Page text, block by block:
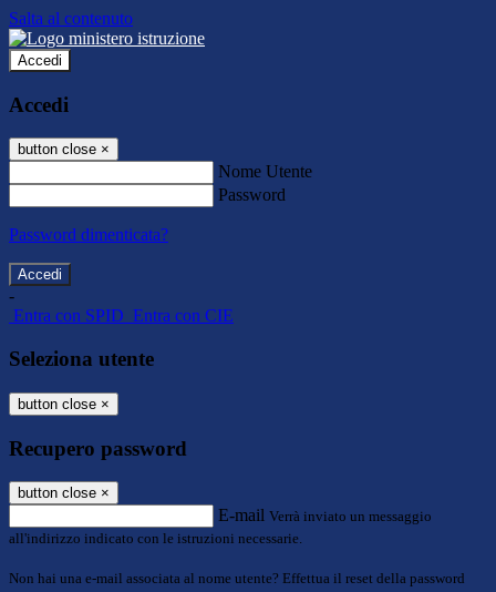
Salta al contenuto
Accedi
Accedi
button close ×
Nome Utente
Password
Password dimenticata?
-
Entra con SPID Entra con CIE
Seleziona utente
button close ×
Recupero password
button close ×
E-mail Verrà inviato un messaggio
all'indirizzo indicato con le istruzioni necessarie.
Non hai una e-mail associata al nome utente? Effettua il reset della password